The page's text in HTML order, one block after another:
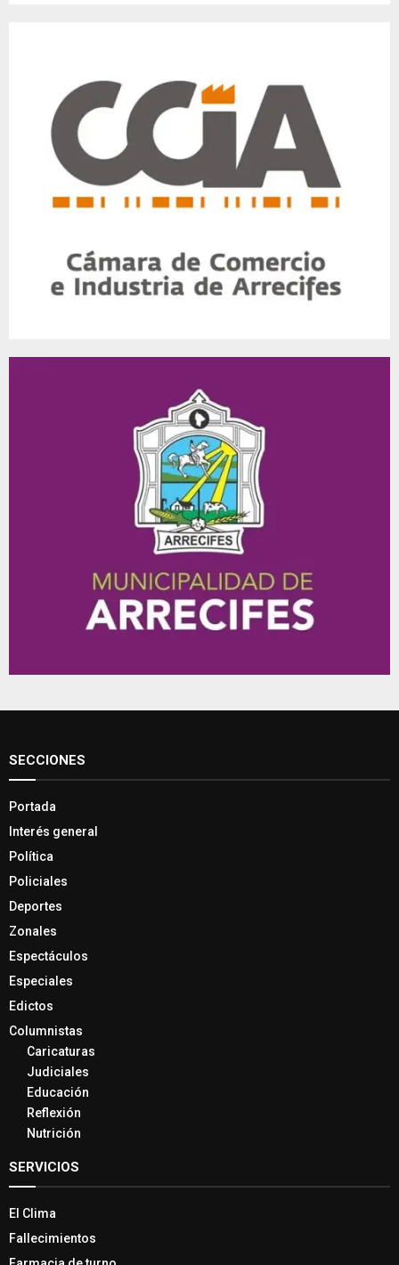
SECCIONES
Portada
Interés general
Política
Policiales
Deportes
Zonales
Espectáculos
Especiales
Edictos
Columnistas
Caricaturas
Judiciales
Educación
Reflexión
Nutrición
SERVICIOS
El Clima
Fallecimientos